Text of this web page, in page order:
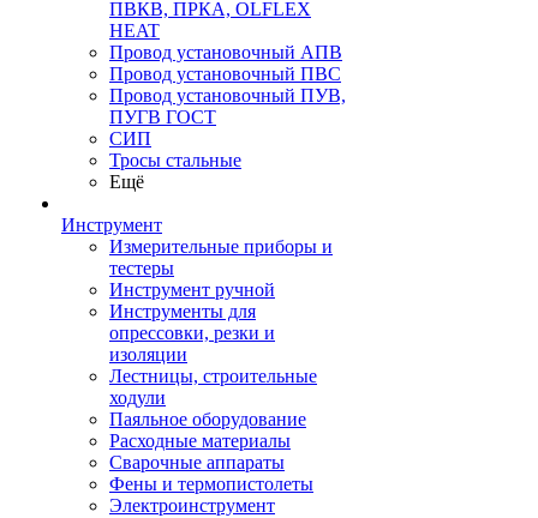
ПВКВ, ПРКА, OLFLEX
HEAT
Провод установочный АПВ
Провод установочный ПВС
Провод установочный ПУВ,
ПУГВ ГОСТ
СИП
Тросы стальные
Ещё
Инструмент
Измерительные приборы и
тестеры
Инструмент ручной
Инструменты для
опрессовки, резки и
изоляции
Лестницы, строительные
ходули
Паяльное оборудование
Расходные материалы
Сварочные аппараты
Фены и термопистолеты
Электроинструмент